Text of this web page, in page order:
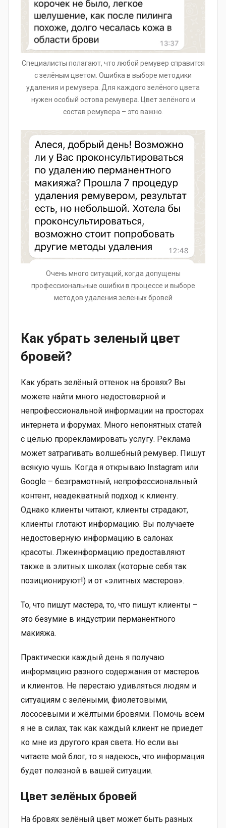
Специалисты полагают, что любой ремувер справится
с зелёным цветом. Ошибка в выборе методики
удаления и ремувера. Для каждого зелёного цвета
нужен особый остова ремувера. Цвет зелёного и
состав ремувера – это важно.
Очень много ситуаций, когда допущены
профессиональные ошибки в процессе и выборе
методов удаления зелёных бровей
Как убрать зеленый цвет
бровей?
Как убрать зелёный оттенок на бровях? Вы
можете найти много недостоверной и
непрофессиональной информации на просторах
интернета и форумах. Много непонятных статей
с целью прорекламировать услугу. Реклама
может затрагивать волшебный ремувер. Пишут
всякую чушь. Когда я открываю Instagram или
Google – безграмотный, непрофессиональный
контент, неадекватный подход к клиенту.
Однако клиенты читают, клиенты страдают,
клиенты глотают информацию. Вы получаете
недостоверную информацию в салонах
красоты. Лжеинформацию предоставляют
также в элитных школах (которые себя так
позиционируют!) и от «элитных мастеров».
То, что пишут мастера, то, что пишут клиенты –
это безумие в индустрии перманентного
макияжа.
Практически каждый день я получаю
информацию разного содержания от мастеров
и клиентов. Не перестаю удивляться людям и
ситуациям с зелёными, фиолетовыми,
лососевыми и жёлтыми бровями. Помочь всем
я не в силах, так как каждый клиент не приедет
ко мне из другого края света. Но если вы
читаете мой блог, то я надеюсь, что информация
будет полезной в вашей ситуации.
Цвет зелёных бровей
На бровях зелёный цвет может быть разных